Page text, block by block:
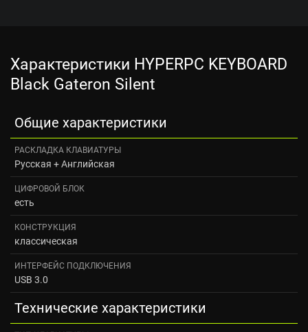
Характеристики HYPERPC KEYBOARD
Black Gateron Silent
Общие характеристики
РАСКЛАДКА КЛАВИАТУРЫ
Русская + Английская
ЦИФРОВОЙ БЛОК
есть
КОНСТРУКЦИЯ
классическая
ИНТЕРФЕЙС ПОДКЛЮЧЕНИЯ
USB 3.0
Технические характеристики